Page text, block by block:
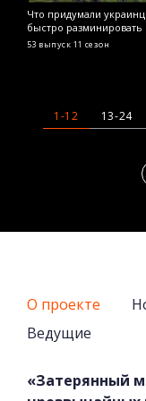
Что придумали
быстро разминировать
53 выпуск 11 сезон
1-12 13-24
О проекте
Ведущие
«Затерянный